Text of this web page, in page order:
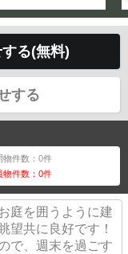
る(無料)
する
物件数：0件
物件数：0件
庭を囲うように建
望共に良好です！
で、週末を過ごす